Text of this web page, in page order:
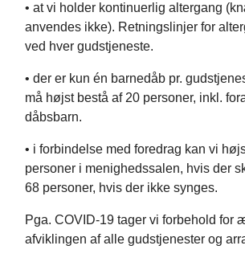
• at vi holder kontinuerlig altergang
anvendes ikke). Retningslinjer for
ved hver gudstjeneste.
• der er kun én barnedåb pr.
må højst bestå af 20 personer, inkl.
dåbsbarn.
• i forbindelse med foredrag kan vi
personer i menighedssalen, hvis der
68 personer, hvis der ikke synges.
Pga. COVID-19 tager vi forbehold for
afviklingen af alle gudstjenester og